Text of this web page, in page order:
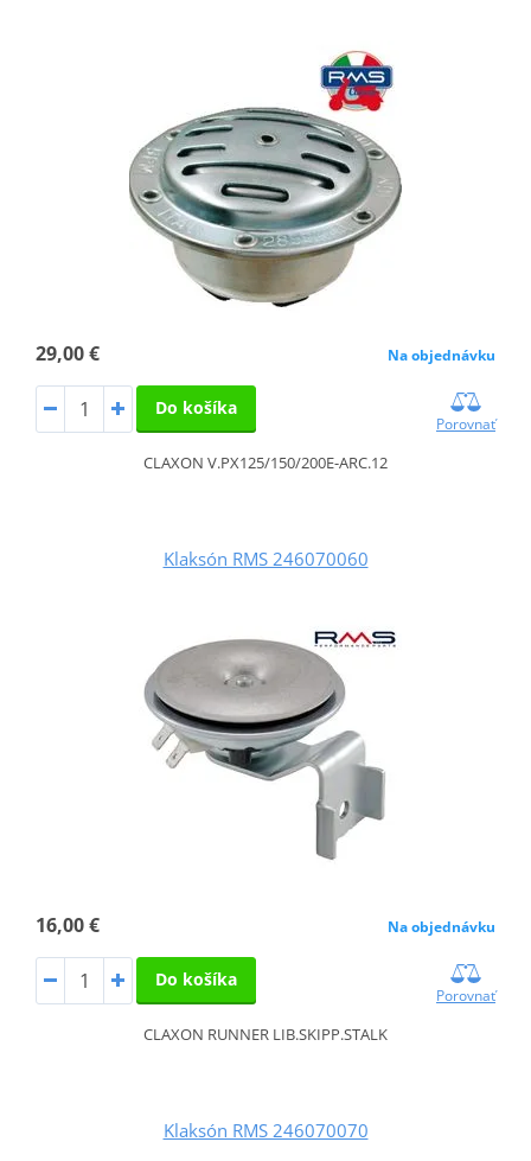
29,00 € Na objednávku
Do košíka
Porovnať
CLAXON V.PX125/150/200E-ARC.12
Klaksón RMS 246070060
16,00 € Na objednávku
Do košíka
Porovnať
CLAXON RUNNER LIB.SKIPP.STALK
Klaksón RMS 246070070